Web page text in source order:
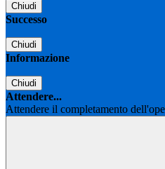
Chiudi
Successo
Chiudi
Informazione
Chiudi
Attendere...
Attendere il completamento